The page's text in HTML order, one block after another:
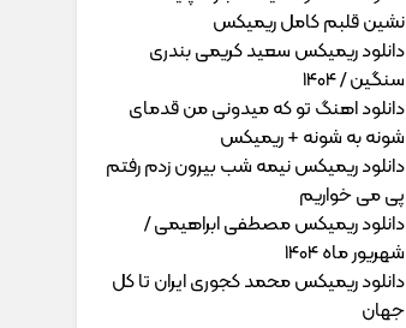
نشین قلبم کامل ریمیکس
دانلود ریمیکس سعید کریمی بندری
سنگین / 1404
دانلود اهنگ تو که میدونی من قدمای
شونه به شونه + ریمیکس
دانلود ریمیکس نیمه شب بیرون زدم رفتم
پی می خواریم
دانلود ریمیکس مصطفی ابراهیمی /
شهریور ماه 1404
دانلود ریمیکس محمد کجوری ایران تا کل
جهان